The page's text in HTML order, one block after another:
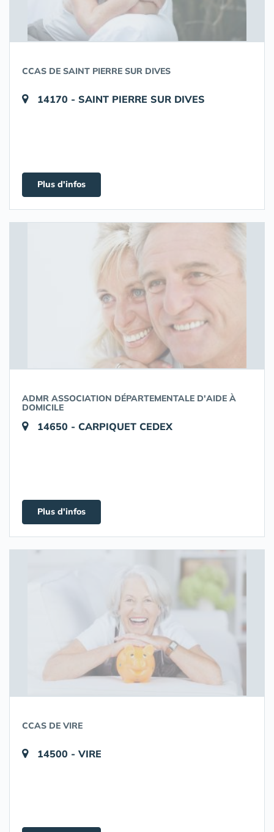
CCAS DE SAINT PIERRE SUR DIVES
14170 - SAINT PIERRE SUR DIVES
Plus d'infos
ADMR ASSOCIATION DÉPARTEMENTALE D'AIDE À
DOMICILE
14650 - CARPIQUET CEDEX
Plus d'infos
CCAS DE VIRE
14500 - VIRE